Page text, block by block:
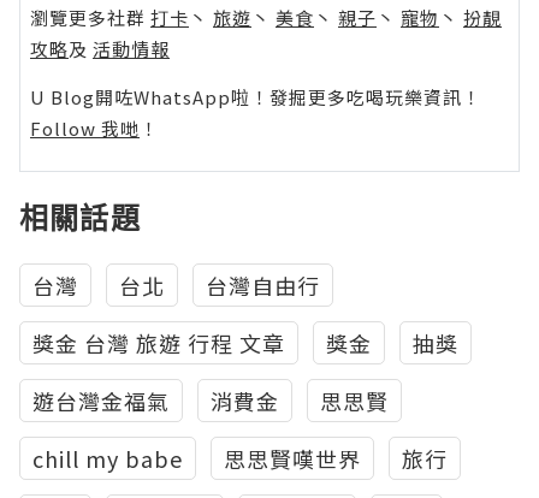
瀏覽更多社群 打卡 丶 旅遊 丶 美食 丶 親子 丶 寵物 丶 扮靚
攻略及 活動情報
U Blog開咗WhatsApp啦！發掘更多吃喝玩樂資訊！
Follow 我哋 ！
相關話題
台灣 台北
台灣自由行
獎金 台灣 旅遊 行程 文章
獎金
抽獎
遊台灣金福氣
消費金
思思賢
chill my babe
思思賢嘆世界
旅行